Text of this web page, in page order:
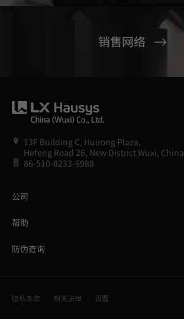
销售网络
13F Building C, Huirong Plaza,
Hefeng Road 26, New District Wuxi, China
86-510-8233-6988
公司
帮助
防伪查询
隐私条款 相关法律 设置